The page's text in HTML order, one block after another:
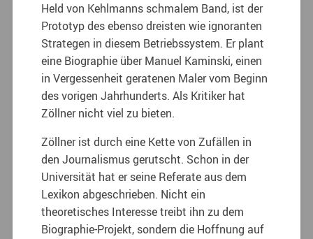
Held von Kehlmanns schmalem Band, ist der
Prototyp des ebenso dreisten wie ignoranten
Strategen in diesem Betriebssystem. Er plant
eine Biographie über Manuel Kaminski, einen
in Vergessenheit geratenen Maler vom Beginn
des vorigen Jahrhunderts. Als Kritiker hat
Zöllner nicht viel zu bieten.
Zöllner ist durch eine Kette von Zufällen in
den Journalismus gerutscht. Schon in der
Universität hat er seine Referate aus dem
Lexikon abgeschrieben. Nicht ein
theoretisches Interesse treibt ihn zu dem
Biographie-Projekt, sondern die Hoffnung auf